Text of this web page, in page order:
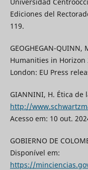
Ediciones del
119.
GEOGHEGAN-
Humanities in Horizon
London: EU Press
GIANNINI, H. Ética
http://
Acesso em: 10 out.
GOBIERNO DE
Disponível em:
https://